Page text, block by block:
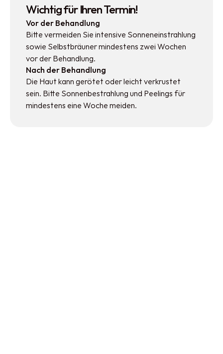
Wichtig für Ihren Termin!
Vor der Behandlung
Bitte vermeiden Sie intensive Sonneneinstrahlung
sowie Selbstbräuner mindestens zwei Wochen
vor der Behandlung.
Nach der Behandlung
Die Haut kann gerötet oder leicht verkrustet
sein. Bitte Sonnenbestrahlung und Peelings für
mindestens eine Woche meiden.